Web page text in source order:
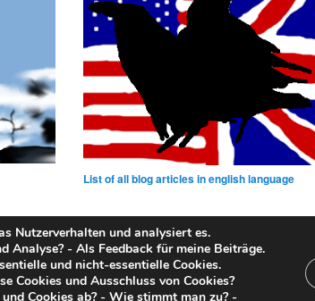
List of all blog articles in english language
Datenschutz Stolz präsentiert von WordPress
Nutzerverhalten und analysiert es.
Analyse? - Als Feedback für meine Beiträge.
und nicht-essentielle Cookies.
Cookies und Ausschluss von Cookies?
Cookies ab? - Wie stimmt man zu? -